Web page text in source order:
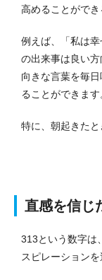
高めることができ
例えば、「私は
の出来事は良い
向きな言葉を毎日
ることができます
特に、朝起きたと
直感を信じ
313という数字は
スピレーション